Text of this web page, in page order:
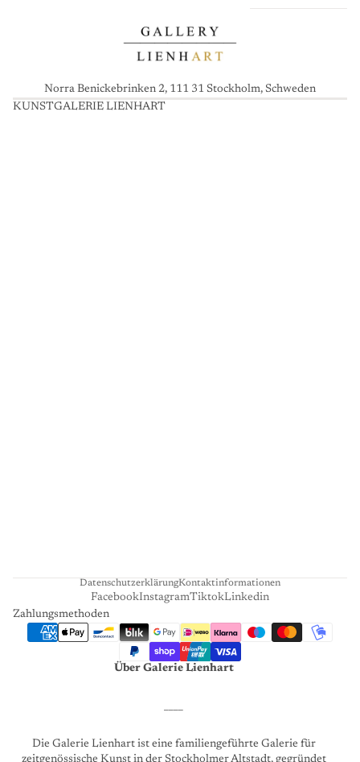
Norra Benickebrinken 2, 111 31 Stockholm, Schweden
KUNSTGALERIE LIENHART
DatenschutzerklärungKontaktinformationen
FacebookInstagramTiktokLinkedin
Zahlungsmethoden
Über Galerie Lienhart
Die Galerie Lienhart ist eine familiengeführte Galerie für
zeitgenössische Kunst in der Stockholmer Altstadt, gegründet